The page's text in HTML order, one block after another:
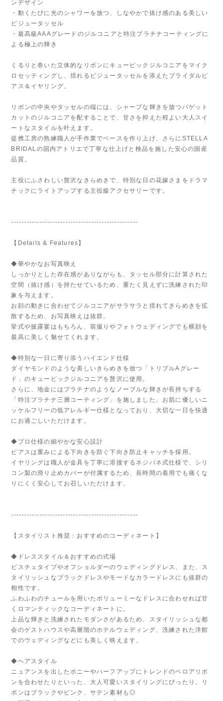
ンデザイン
・動くたびに光のシャワーを放つ、しなやかで抜け感のある美しい
ビジュータッセル
・最高級AAAグレードのジルコニアと特注プラチナコーティングに
よる極上の輝き
くるりと巻いた立体的なリボンにキュービックジルコニアをマイク
ロセッティングし、揺れるビジュータッセルを添えたブライダルピ
アス＆イヤリング。
リボンの中央やタッセルの端には、シャープな輝きを放つバゲット
カットのジルコニアを配することで、甘さを抑えた程よい大人スイ
ートなスタイルを叶えます。
提携工房の熟練職人が手作業でベースを作り上げ、さらにSTELLA
BRIDALの国内アトリエで丁寧な仕上げと検品を施した安心の国産
品質。
主役にふさわしい贅沢なきらめきで、特別な日の花嫁さまをドラマ
チックにライトアップする主役級アクセサリーです。
-------------------------------------------------
【Details & Features】
◆華やかなお写真映え
しっかりとした存在感がありながらも、タッセル部分に計算された
空間（抜け感）を持たせているため、重たく見えずに洗練された印
象を与えます。
お顔の動きに合わせてジルコニアがサラサラと揺れてきらめきを拡
散するため、お写真映えは抜群。
挙式や披露宴はもちろん、前撮りやフォトウェディングでも横顔を
最高に美しく魅せてくれます。
◆特別な一日に寄り添うハイエンド仕様
ダイヤモンドのような美しいきらめきを放つ「トリプルAグレー
ド」のキュービックジルコニアを贅沢に使用。
さらに、地金にはプラチナのようなノーブルな輝きが長持ちする
「特注プラチナ三層コーティング」を施しました。お肌に優しいニ
ッケルフリーの低アレルギー仕様となっており、大切な一日を快適
にお過ごしいただけます。
◆プロ仕様の細やかな安心設計
ピアスは重みによる下向きを防ぐ下向き防止キャッチを採用。
イヤリングは職人が金具を丁寧に溶接するネジバネ式仕様で、シリ
コン製の滑り止めカバーが付属するため、長時間の着用でも痛くな
りにくく安心してお召しいただけます。
-------------------------------------------------
【スタイリスト推奨：おすすめのコーディネート】
◆ドレススタイル＆おすすめの式場
ビスチェタイプやオフショルダーのウェディングドレス、また、ス
タイリッシュなブラックドレスやモードなカラードレスにも抜群の
相性です。
ふわふわのチュールを用いたボリューミーなドレスに合わせれば甘
くロマンティックなコーディネートに。
上品な輝きと洗練されたモダンさがあるため、スタイリッシュな都
会のゲストハウスや高層階のホテルウェディング、洗練された洋館
でのウェディングなどにも美しく映えます。
◆ヘアスタイル
ニュアンスを出したポニーやハーフアップにトレンドのベロアリボ
ンを合わせたりといった、大人可愛いスタイリングにぴったり。リ
ボンはブラックやピンク、サテン素材も◎